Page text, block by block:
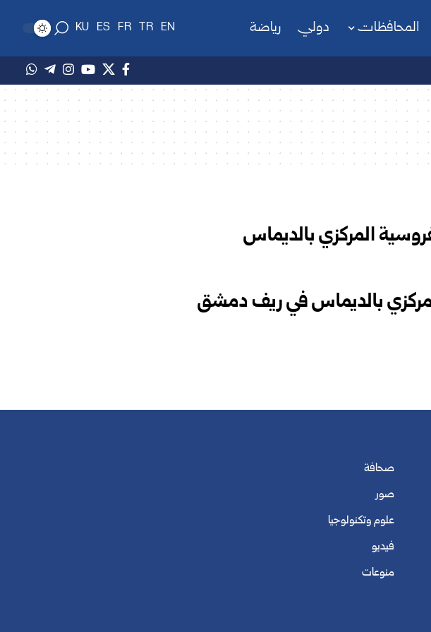
المحافظات دولي رياضة EN
TR
FR
ES
KU
صحافة
صور
علوم وتكنولوجيا
فيديو
منوعات